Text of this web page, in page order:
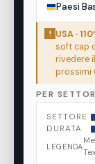
Paesi
! USA ·
soft cap
rivedere
prossimi
PER
SETTORE
DURATA
LEGENDA